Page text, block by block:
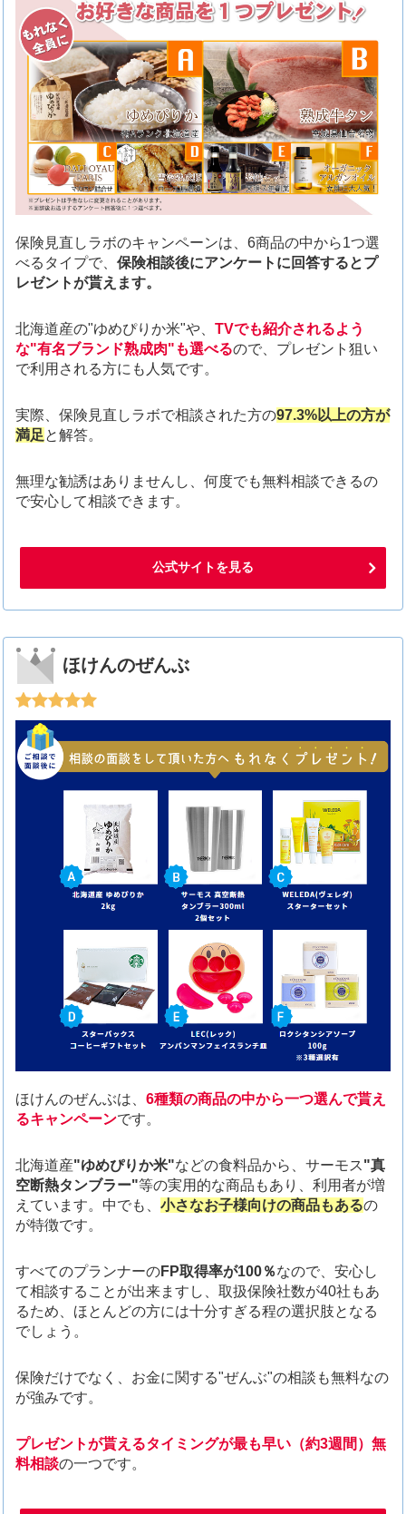
保険見直しラボのキャンペーンは、6商品の中から1つ選
べるタイプで、保険相談後にアンケートに回答するとプ
レゼントが貰えます。
北海道産の"ゆめぴりか米"や、TVでも紹介されるよう
な"有名ブランド熟成肉"も選べるので、プレゼント狙い
で利用される方にも人気です。
実際、保険見直しラボで相談された方の97.3%以上の方が
満足 と解答。
無理な勧誘はありませんし、何度でも無料相談できるの
で安心して相談できます。
公式サイトを見る
ほけんのぜんぶ
ほけんのぜんぶは、6種類の商品の中から一つ選んで貰え
るキャンペーンです。
北海道産"ゆめぴりか米"などの食料品から、サーモス"真
空断熱タンブラー"等の実用的な商品もあり、利用者が増
えています。中でも、小さなお子様向けの商品もあるの
が特徴です。
すべてのプランナーのFP取得率が100％なので、安心し
て相談することが出来ますし、取扱保険社数が40社もあ
るため、ほとんどの方には十分すぎる程の選択肢となる
でしょう。
保険だけでなく、お金に関する"ぜんぶ"の相談も無料なの
が強みです。
プレゼントが貰えるタイミングが最も早い（約3週間）無
料相談の一つです。